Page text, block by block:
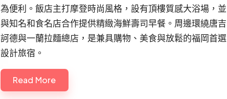
為便利。飯店主打摩登時尚風格，設有頂樓質感大浴場，並
與知名和食名店合作提供精緻海鮮壽司早餐。周邊環繞唐吉
訶德與一蘭拉麵總店，是兼具購物、美食與放鬆的福岡首選
設計旅宿。
Read More